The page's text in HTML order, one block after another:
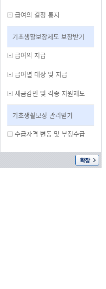
급여의 결정 통지
기초생활보장제도 보장받기
급여의 지급
급여별 대상 및 지급
세금감면 및 각종 지원제도
기초생활보장 관리받기
수급자격 변동 및 부정수급